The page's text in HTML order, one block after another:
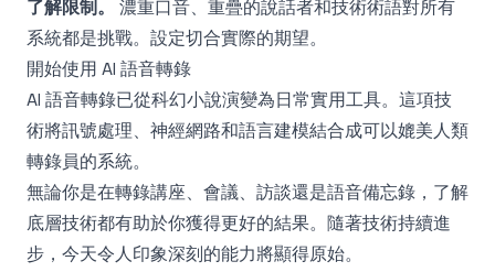
了解限制。
濃重口音、重疊的說話者和技術術語對所有
系統都是挑戰。設定切合實際的期望。
開始使用 AI 語音轉錄
AI 語音轉錄已從科幻小說演變為日常實用工具。這項技
術將訊號處理、神經網路和語言建模結合成可以媲美人類
轉錄員的系統。
無論你是在轉錄講座、會議、訪談還是語音備忘錄，了解
底層技術都有助於你獲得更好的結果。隨著技術持續進
步，今天令人印象深刻的能力將顯得原始。